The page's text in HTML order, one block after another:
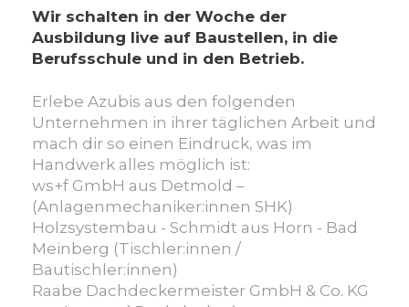
Wir schalten in der Woche der
Ausbildung live auf Baustellen, in die
Berufsschule und in den Betrieb.
Erlebe Azubis aus den folgenden
Unternehmen in ihrer täglichen Arbeit und
mach dir so einen Eindruck, was im
Handwerk alles möglich ist:
ws+f GmbH aus Detmold –
(Anlagenmechaniker:innen SHK)
Holzsystembau - Schmidt aus Horn - Bad
Meinberg (Tischler:innen /
Bautischler:innen)
Raabe Dachdeckermeister GmbH & Co. KG